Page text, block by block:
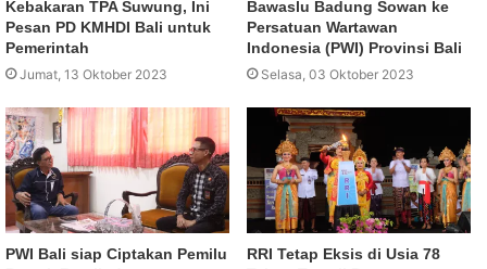
Kebakaran TPA Suwung, Ini
Pesan PD KMHDI Bali untuk
Pemerintah
Jumat, 13 Oktober 2023
Bawaslu Badung Sowan ke
Persatuan Wartawan
Indonesia (PWI) Provinsi Bali
Selasa, 03 Oktober 2023
PWI Bali siap Ciptakan Pemilu
RRI Tetap Eksis di Usia 78